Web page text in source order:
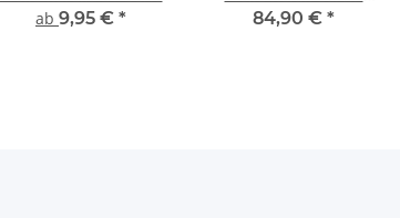
ab 9,95 € *
Black - 90% Tungsten
84,90 € *